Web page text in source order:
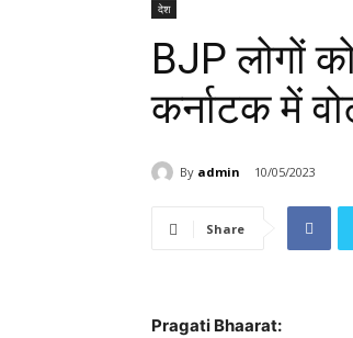
देश
BJP लोगों
कर्नाटक में
By admin 10/05/2023
Share
Pragati Bhaarat: